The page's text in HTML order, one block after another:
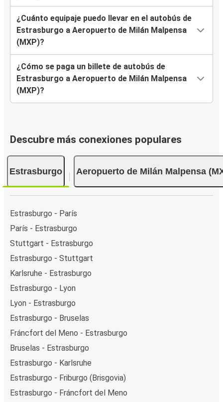
¿Cuánto equipaje puedo llevar en el autobús de
Estrasburgo a Aeropuerto de Milán Malpensa
(MXP)?
¿Cómo se paga un billete de autobús de
Estrasburgo a Aeropuerto de Milán Malpensa
(MXP)?
Descubre más conexiones populares
Estrasburgo Aeropuerto de Milán Malpensa
Estrasburgo - París
París - Estrasburgo
Stuttgart - Estrasburgo
Estrasburgo - Stuttgart
Karlsruhe - Estrasburgo
Estrasburgo - Lyon
Lyon - Estrasburgo
Estrasburgo - Bruselas
Fráncfort del Meno - Estrasburgo
Bruselas - Estrasburgo
Estrasburgo - Karlsruhe
Estrasburgo - Friburgo (Brisgovia)
Estrasburgo - Fráncfort del Meno